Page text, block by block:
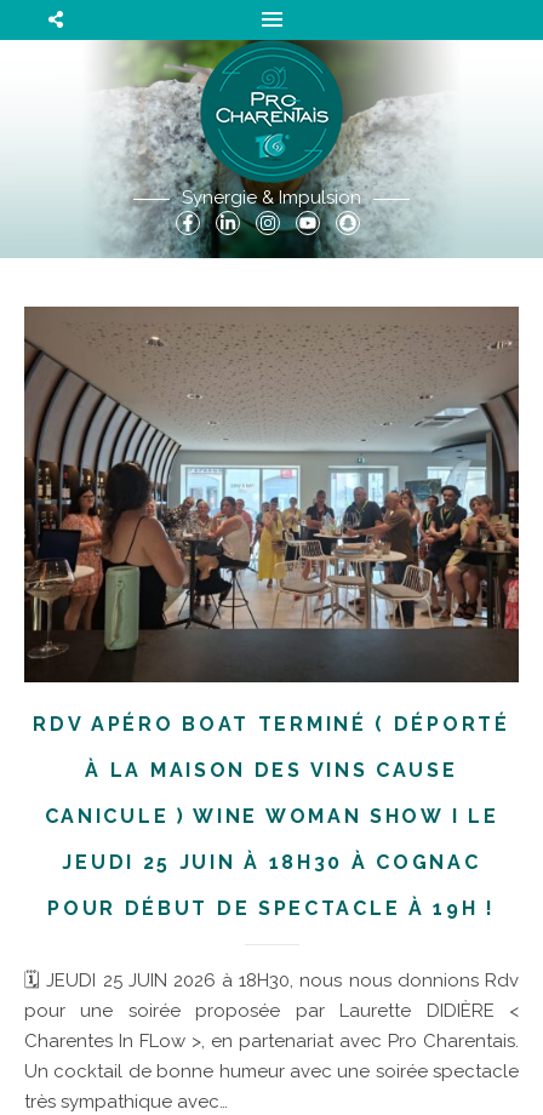
Synergie & Impulsion
RDV APÉRO BOAT TERMINÉ ( DÉPORTÉ
À LA MAISON DES VINS CAUSE
CANICULE ) WINE WOMAN SHOW I LE
JEUDI 25 JUIN À 18H30 À COGNAC
POUR DÉBUT DE SPECTACLE À 19H !
🗓 JEUDI 25 JUIN 2026 à 18H30, nous nous donnions Rdv
pour une soirée proposée par Laurette DIDIÈRE <
Charentes In FLow >, en partenariat avec Pro Charentais.
Un cocktail de bonne humeur avec une soirée spectacle
très sympathique avec…